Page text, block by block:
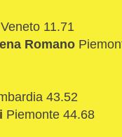
Veneto 11.71
Romano
43.52
Piemonte 44.68